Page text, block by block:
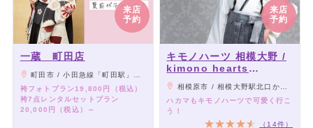
来店
予約
一蔵 町田店
町田市 / 小田急線「町田駅」西口より徒歩3分
袴フォトプラン19,800円（税込）
袴7点レンタルセットプラン
20,000円（税込）～
来店
予約
キモノハーツ 相模大野 /
kimono hearts
Sagamiono
相模原市 / 相模大野駅北口から徒歩4分
ハカマもキモノハーツで可愛く行こ
う！
（14件）